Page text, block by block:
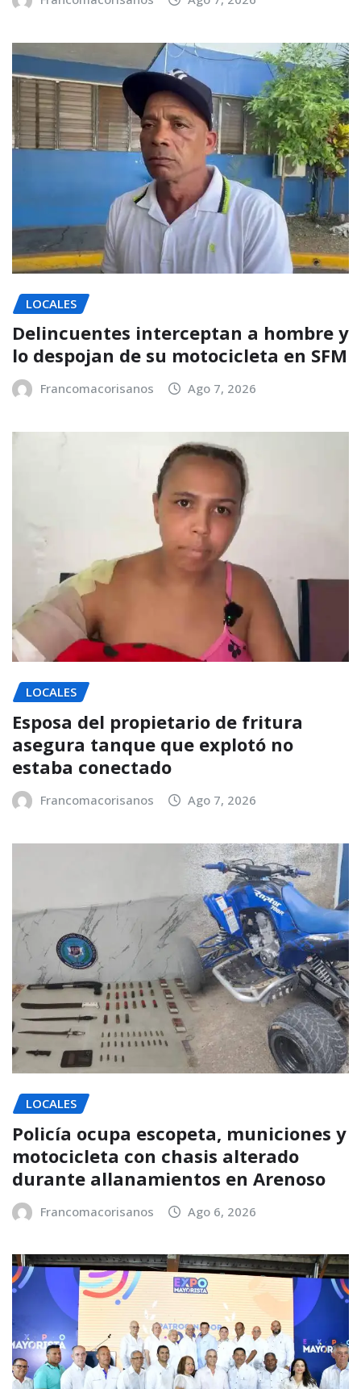
LOCALES
Delincuentes interceptan a hombre y
lo despojan de su motocicleta en SFM
Francomacorisanos Ago 7, 2026
LOCALES
Esposa del propietario de fritura
asegura tanque que explotó no
estaba conectado
Francomacorisanos Ago 7, 2026
LOCALES
Policía ocupa escopeta, municiones y
motocicleta con chasis alterado
durante allanamientos en Arenoso
Francomacorisanos Ago 6, 2026